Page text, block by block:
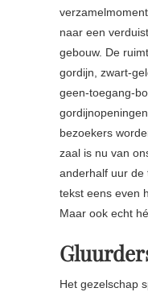
naar een
gebouw. De
gordijn, zwart-
geen-toegang-
bezoekers
zaal is nu van
anderhalf uur de
tekst eens even
Maar ook echt
Het gezelschap